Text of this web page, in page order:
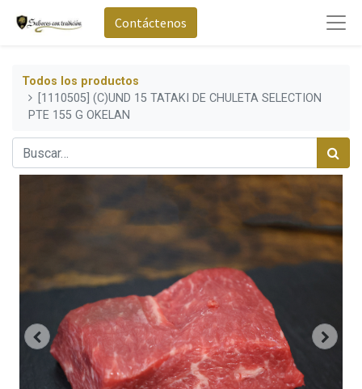
Contáctenos
Todos los productos
[1110505] (C)UND 15 TATAKI DE CHULETA SELECTION
PTE 155 G OKELAN